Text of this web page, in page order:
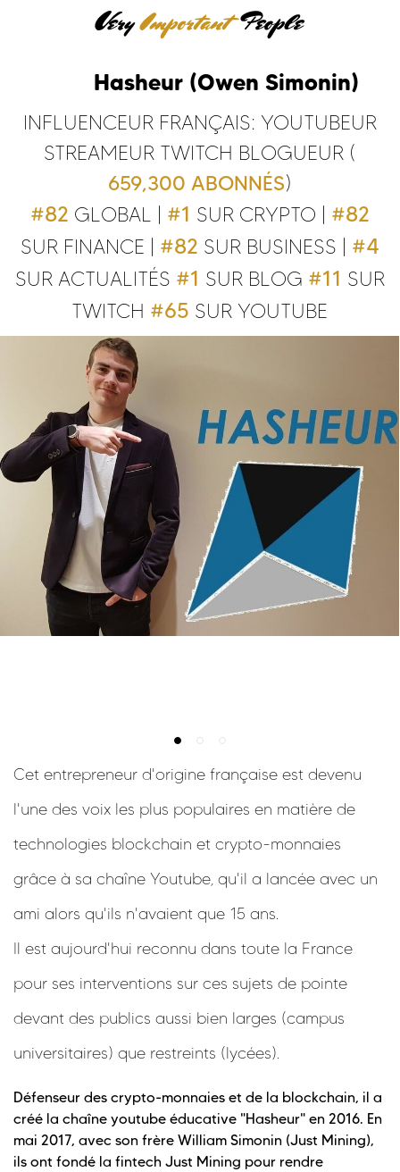
Hasheur (Owen Simonin)
INFLUENCEUR FRANÇAIS: YOUTUBEUR
STREAMEUR TWITCH BLOGUEUR(
659,300 ABONNÉS)
#82 GLOBAL | #1 SUR CRYPTO | #82
SUR FINANCE | #82 SUR BUSINESS | #4
SUR ACTUALITÉS #1 SUR BLOG #11 SUR
TWITCH #65 SUR YOUTUBE
Cet entrepreneur d'origine française est devenu
l'une des voix les plus populaires en matière de
technologies blockchain et crypto-monnaies
grâce à sa chaîne Youtube, qu'il a lancée avec un
ami alors qu'ils n'avaient que 15 ans.
Il est aujourd'hui reconnu dans toute la France
pour ses interventions sur ces sujets de pointe
devant des publics aussi bien larges (campus
universitaires) que restreints (lycées).
Défenseur des crypto-monnaies et de la blockchain, il a
créé la chaîne youtube éducative "Hasheur" en 2016. En
mai 2017, avec son frère William Simonin (Just Mining),
ils ont fondé la fintech Just Mining pour rendre